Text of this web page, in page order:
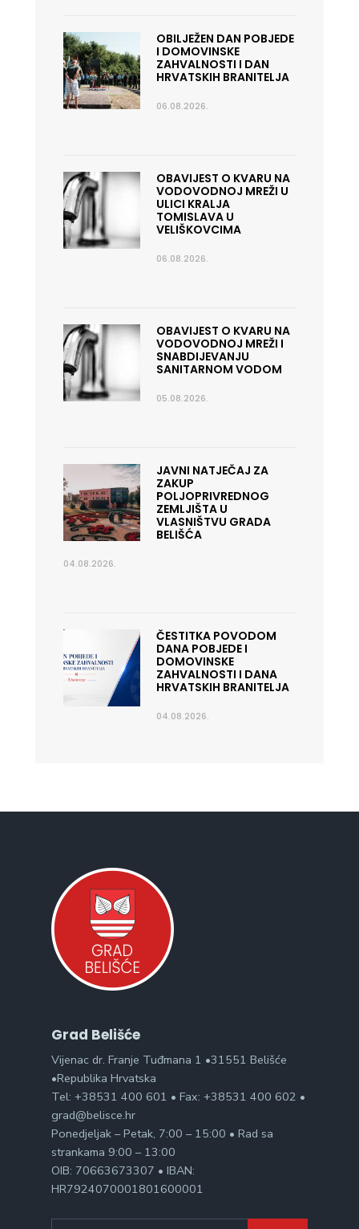
OBILJEŽEN DAN POBJEDE
I DOMOVINSKE
ZAHVALNOSTI I DAN
HRVATSKIH BRANITELJA
06.08.2026.
OBAVIJEST O KVARU NA
VODOVODNOJ MREŽI U
ULICI KRALJA
TOMISLAVA U
VELIŠKOVCIMA
06.08.2026.
OBAVIJEST O KVARU NA
VODOVODNOJ MREŽI I
SNABDIJEVANJU
SANITARNOM VODOM
05.08.2026.
JAVNI NATJEČAJ ZA
ZAKUP
POLJOPRIVREDNOG
ZEMLJIŠTA U
VLASNIŠTVU GRADA
BELIŠĆA
04.08.2026.
ČESTITKA POVODOM
DANA POBJEDE I
DOMOVINSKE
ZAHVALNOSTI I DANA
HRVATSKIH BRANITELJA
04.08.2026.
Grad Belišće
Vijenac dr. Franje Tuđmana 1 •31551 Belišće
•Republika Hrvatska
Tel: +38531 400 601 • Fax: +38531 400 602 •
grad@belisce.hr
Ponedjeljak – Petak, 7:00 – 15:00 • Rad sa
strankama 9:00 – 13:00
OIB: 70663673307 • IBAN:
HR7924070001801600001